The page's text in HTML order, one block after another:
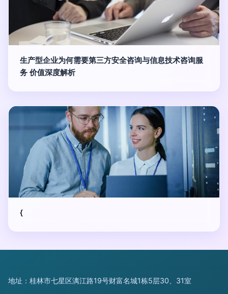
生产型企业为何需要第三方安全咨询与信息技术咨询服
务 价值深度解析
{
地址：桂林市七星区漓江路19号财富名城1栋5层30、31室